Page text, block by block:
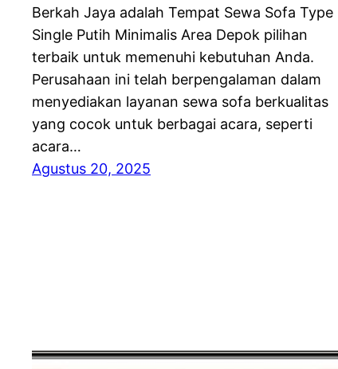
Berkah Jaya adalah Tempat Sewa Sofa Type
Single Putih Minimalis Area Depok pilihan
terbaik untuk memenuhi kebutuhan Anda.
Perusahaan ini telah berpengalaman dalam
menyediakan layanan sewa sofa berkualitas
yang cocok untuk berbagai acara, seperti
acara…
Agustus 20, 2025